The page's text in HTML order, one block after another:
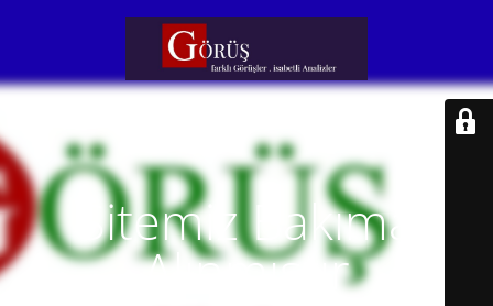
Sitemiz Bakıma
Alınmıştır